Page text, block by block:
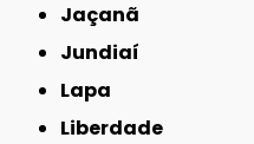
Jaçanã
Jundiaí
Lapa
Liberdade